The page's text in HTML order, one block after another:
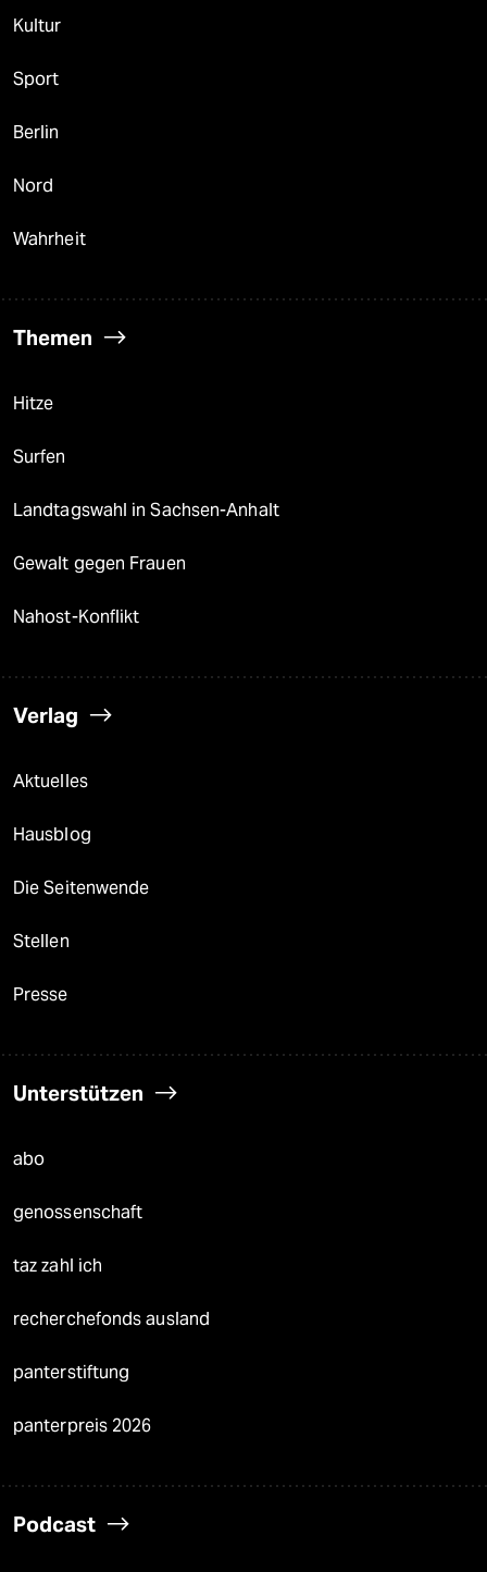
Kultur
Sport
Berlin
Nord
Wahrheit
Themen
Hitze
Surfen
Landtagswahl in Sachsen-Anhalt
Gewalt gegen Frauen
Nahost-Konflikt
Verlag
Aktuelles
Hausblog
Die Seitenwende
Stellen
Presse
Unterstützen
abo
genossenschaft
taz zahl ich
recherchefonds ausland
panterstiftung
panterpreis 2026
Podcast